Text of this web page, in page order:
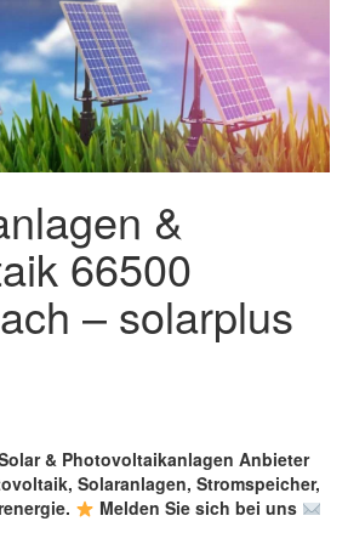
&
66500
– solarplus
& Photovoltaikanlagen Anbieter
Solaranlagen, Stromspeicher,
Melden Sie sich bei uns